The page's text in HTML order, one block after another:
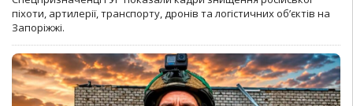
піхоти, артилерії, транспорту, дронів та логістичних об’єктів на
Запоріжжі.